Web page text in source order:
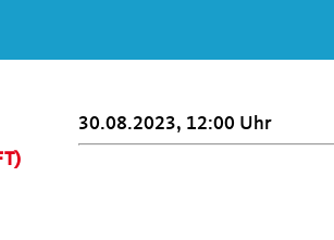
30.08.2023, 12:00 Uhr